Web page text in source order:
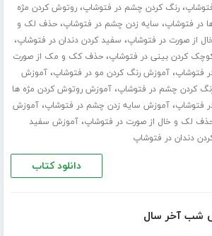
،رنگ کردن چشم در فتوشاپ،روتوش کردن مژه
در فتوشاپ، سایه زدن چشم در فتوشاپ،حذف لک و
از صورت در فتوشاپ، سفید کردن دندان در فتوشاپ،
کردن بینی در فتوشاپ،حذف کک و مک از صورت
فتوشاپ،آموزش رنگ کردن مو در فتوشاپ،آموزش
کردن چشم در فتوشاپ،آموزش روتوش کردن مژه ها
فتوشاپ،آموزش سایه زدن چشم در فتوشاپ،آموزش
لک و خال از صورت در فتوشاپ،آموزش سفید
دندان در فتوشاپ
دانلود کتاب
شب آخر سال